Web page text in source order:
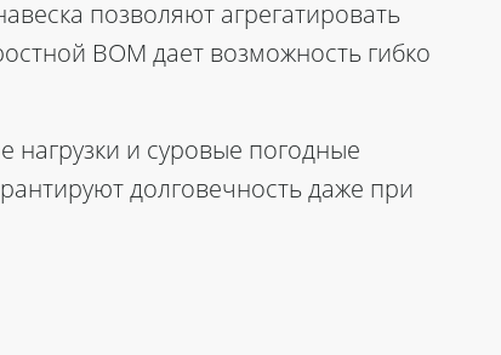
позволяют агрегатировать
ВОМ дает возможность гибко
нагрузки и суровые погодные
долговечность даже при